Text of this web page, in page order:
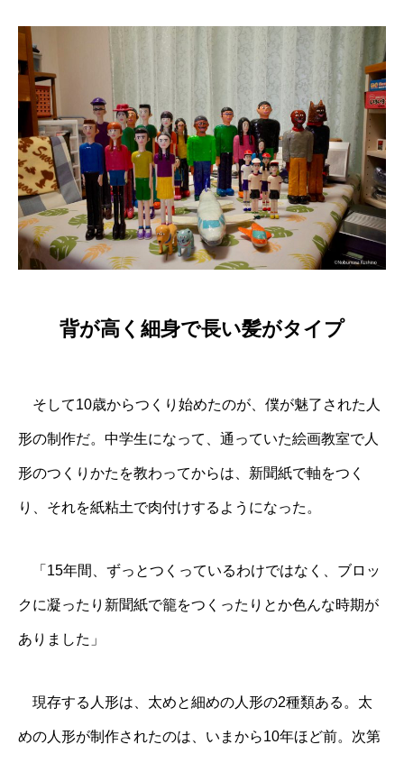
背が高く細身で長い髪がタイプ
そして10歳からつくり始めたのが、僕が魅了された人
形の制作だ。中学生になって、通っていた絵画教室で人
形のつくりかたを教わってからは、新聞紙で軸をつく
り、それを紙粘土で肉付けするようになった。
「15年間、ずっとつくっているわけではなく、ブロッ
クに凝ったり新聞紙で籠をつくったりとか色んな時期が
ありました」
現存する人形は、太めと細めの人形の2種類ある。太
めの人形が制作されたのは、いまから10年ほど前。次第